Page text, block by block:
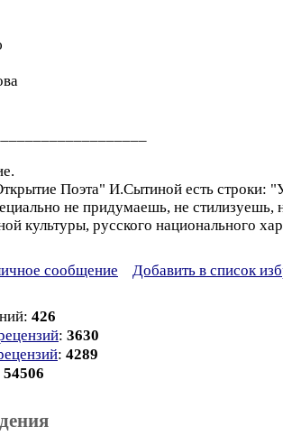
Поэта" И.Сытиной есть строки:
не придумаешь, не
культуры, русского национального
сообщение Добавить в список
426
: 3630
: 4289
54506